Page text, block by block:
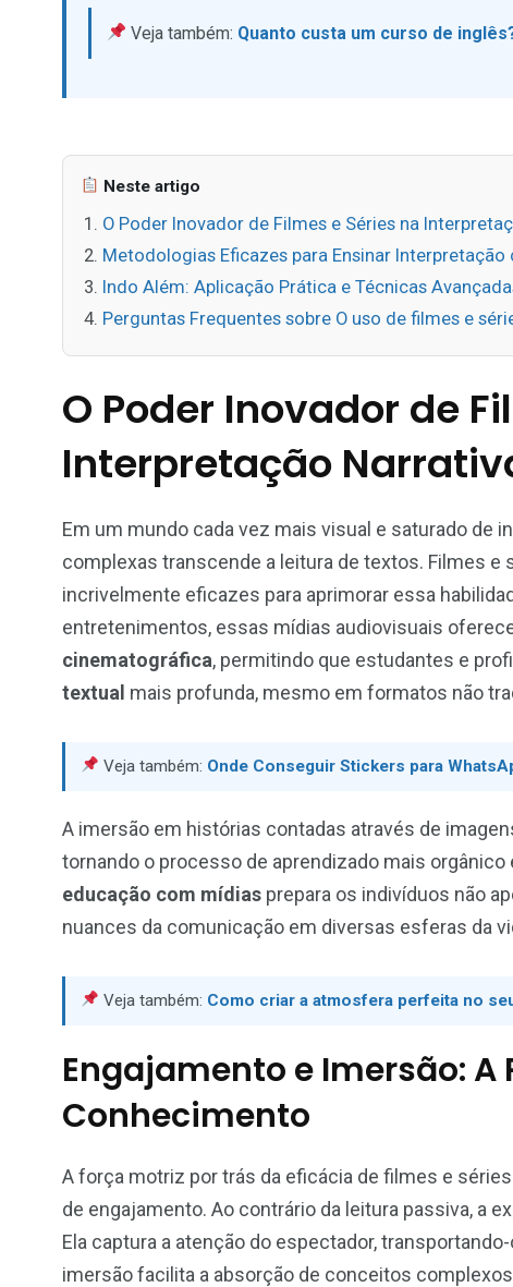
Veja também: Quanto custa um curso de
Neste artigo
O Poder Inovador de Filmes e Séries na
Metodologias Eficazes para Ensinar
Indo Além: Aplicação Prática e Técnicas
Perguntas Frequentes sobre O uso de filmes e
O Poder Inovador de
Interpretação
Em um mundo cada vez mais visual e saturado de
complexas transcende a leitura de textos. Filmes
incrivelmente eficazes para aprimorar essa
entretenimentos, essas mídias audiovisuais
cinematográfica, permitindo que estudantes e
textual mais profunda, mesmo em formatos não
Veja também: Onde Conseguir Stickers para
A imersão em histórias contadas através de
tornando o processo de aprendizado mais
educação com mídias prepara os indivíduos não
nuances da comunicação em diversas esferas da
Veja também: Como criar a atmosfera perfeita no
Engajamento e Imersão: A
Conhecimento
A força motriz por trás da eficácia de filmes e
de engajamento. Ao contrário da leitura passiva, a
Ela captura a atenção do espectador,
imersão facilita a absorção de conceitos